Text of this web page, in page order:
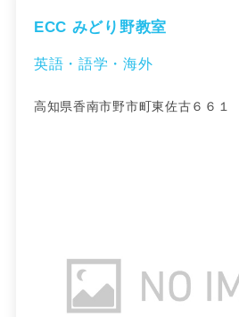
ECC みどり野教室
英語・語学・海外
高知県香南市野市町東佐古６６１